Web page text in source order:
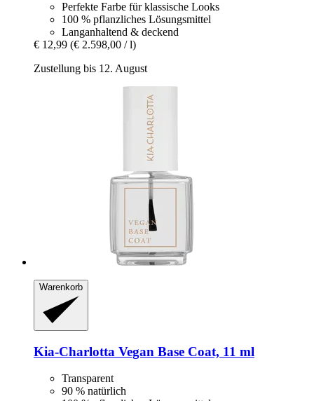
Perfekte Farbe für klassische Looks
100 % pflanzliches Lösungsmittel
Langanhaltend & deckend
€ 12,99 (€ 2.598,00 / l)
Zustellung bis 12. August
Warenkorb
Kia-Charlotta Vegan Base Coat, 11 ml
Transparent
90 % natürlich